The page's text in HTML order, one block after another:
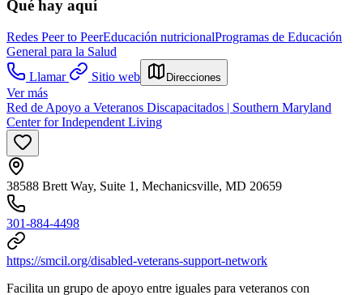
Qué hay aquí
Redes Peer to PeerEducación nutricionalProgramas de Educación
General para la Salud
Llamar
Sitio web Direcciones
Ver más
Red de Apoyo a Veteranos Discapacitados | Southern Maryland
Center for Independent Living
38588 Brett Way, Suite 1, Mechanicsville, MD 20659
301-884-4498
https://smcil.org/disabled-veterans-support-network
Facilita un grupo de apoyo entre iguales para veteranos con